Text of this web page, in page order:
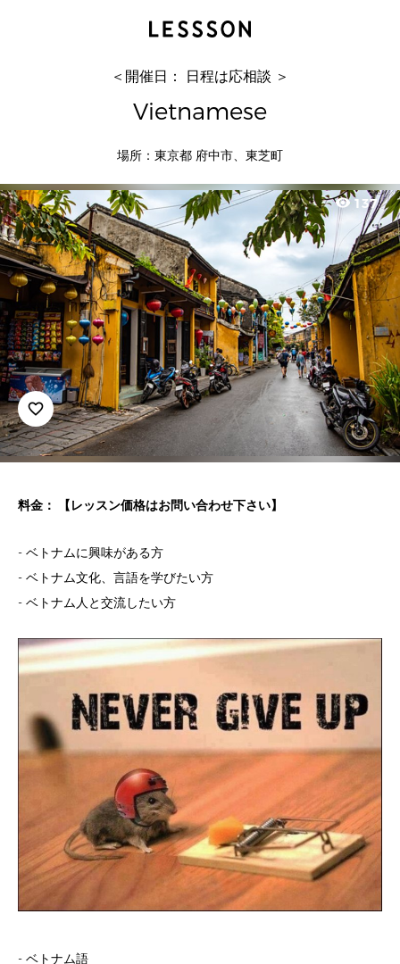
Vietnamese
＜開催日： 日程は応相談 ＞
Vietnamese
場所：東京都 府中市、東芝町
visibility 137
favorite_border
料金： 【レッスン価格はお問い合わせ下さい】
- ベトナムに興味がある方
- ベトナム文化、言語を学びたい方
- ベトナム人と交流したい方
- ベトナム語